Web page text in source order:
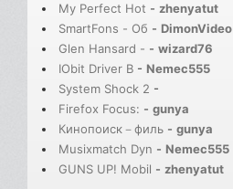
My Perfect Hot - zhenyatut
SmartFons - Об - DimonVideo
Glen Hansard - - wizard76
IObit Driver B - Nemec555
System Shock 2 -
Firefox Focus: - gunya
Кинопоиск－филь - gunya
Musixmatch Dyn - Nemec555
GUNS UP! Mobil - zhenyatut